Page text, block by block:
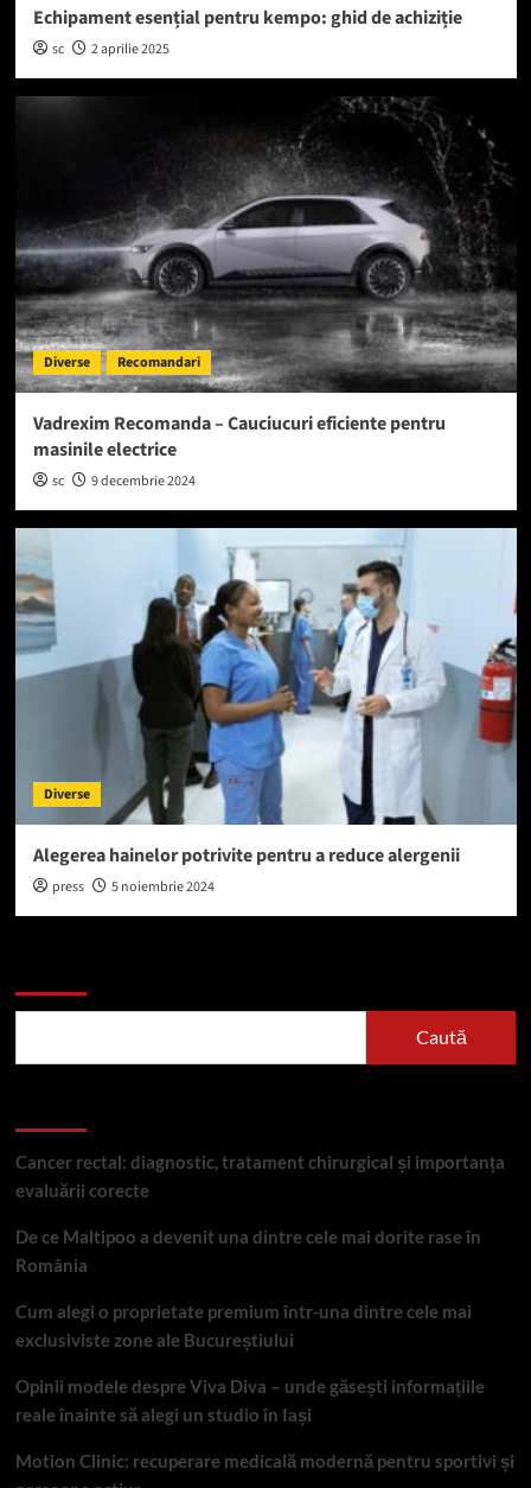
Echipament esențial pentru kempo: ghid de achiziție
sc 2 aprilie 2025
Diverse Recomandari
Vadrexim Recomanda – Cauciucuri eficiente pentru
masinile electrice
sc 9 decembrie 2024
Diverse
Alegerea hainelor potrivite pentru a reduce alergenii
press 5 noiembrie 2024
Caută
Cancer rectal: diagnostic, tratament chirurgical și importanța
evaluării corecte
De ce Maltipoo a devenit una dintre cele mai dorite rase în
România
Cum alegi o proprietate premium într-una dintre cele mai
exclusiviste zone ale Bucureștiului
Opinii modele despre Viva Diva – unde găsești informațiile
reale înainte să alegi un studio în Iași
Motion Clinic: recuperare medicală modernă pentru sportivi și